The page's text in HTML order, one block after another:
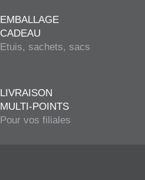
EMBALLAGE
CADEAU
Etuis, sachets, sacs
LIVRAISON
MULTI-POINTS
Pour vos filiales